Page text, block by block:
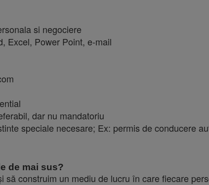
si negociere
Excel, Power Point, e-mail
dar nu mandatoriu
speciale necesare; Ex: permis de conducere
de mai sus?
să construim un mediu de lucru în care fiecare